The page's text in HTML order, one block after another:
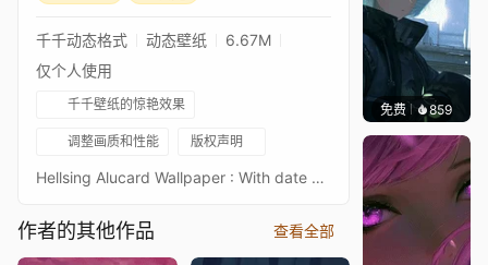
千千动态格式 动态壁纸
6.67M
仅个人使用
千千壁纸的惊艳效果
调整画质和性能 版权声明
Hellsing Alucard Wallpaper : With date and time,Music (Alucard OST)<3 MDR3MX AND KINGSAAD
作者的其他作品 查看全部
免费 859辰东